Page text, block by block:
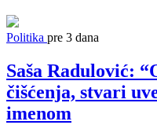
Politika pre 3 dana
Saša Radulović:
čišćenja, stvari
imenom